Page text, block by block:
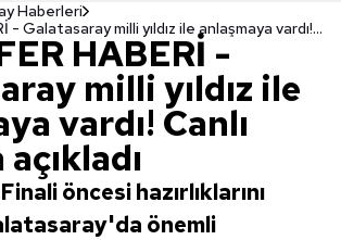
Haberleri
TRANSFER HABERİ - Galatasaray milli yıldız ile anlaşmaya vardı! Canlı yayında açıkladı
HABERİ -
milli yıldız ile
vardı! Canlı
öncesi hazırlıklarını
önemli